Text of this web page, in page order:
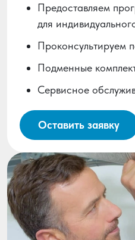
Предоставляем
для
Проконсультируем
Подменные
Сервисное
Оставить заявку